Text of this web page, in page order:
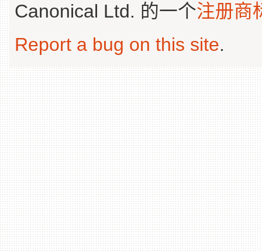
Canonical Ltd. 的一个注册商
Report a bug on this site.